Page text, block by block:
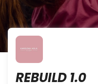
REBUILD 1.0